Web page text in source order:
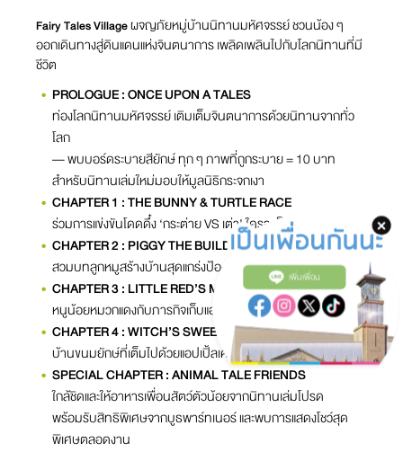
เพิ่มเพื่อน
Fairy Tales Villageผจญภัยหมู่บ้านนิทานมหัศจรรย์ ชวนน้อง ๆ
ออกเดินทางสู่ดินแดนแห่งจินตนาการ เพลิดเพลินไปกับโลกนิทานที่มี
ชีวิต
PROLOGUE : ONCE UPON A TALES
ท่องโลกนิทานมหัศจรรย์ เติมเต็มจินตนาการด้วยนิทานจากทั่ว
โลก
— พบบอร์ดระบายสียักษ์ ทุก ๆ ภาพที่ถูกระบาย = 10 บาท
สำหรับนิทานเล่มใหม่มอบให้มูลนิธิกระจกเงา
CHAPTER 1 : THE BUNNY & TURTLE RACE
ร่วมการแข่งขันโดดดึ๋ง ‘กระต่าย VS เต่า’ ใครจะเป็นแชมป์
CHAPTER 2 : PIGGY THE BUILDER
สวมบทลูกหมูสร้างบ้านสุดแกร่งป้องกันเจ้าหมาป่า
CHAPTER 3 : LITTLE RED’S MAZE QUEST
หนูน้อยหมวกแดงกับภารกิจเก็บแอปเปิ้ลในเขาวงกต
CHAPTER 4 : WITCH’S SWEET HOUSE
บ้านขนมยักษ์ที่เต็มไปด้วยแอปเปิ้ลเคลือบช็อกโกแลตให้ได้ลิ้มลอง
SPECIAL CHAPTER : ANIMAL TALE FRIENDS
ใกล้ชิดและให้อาหารเพื่อนสัตว์ตัวน้อยจากนิทานเล่มโปรด
พร้อมรับสิทธิพิเศษจากบูธพาร์ทเนอร์ และพบการแสดงโชว์สุด
พิเศษตลอดงาน